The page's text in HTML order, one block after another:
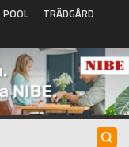
POOL
TRÄDGÅRD